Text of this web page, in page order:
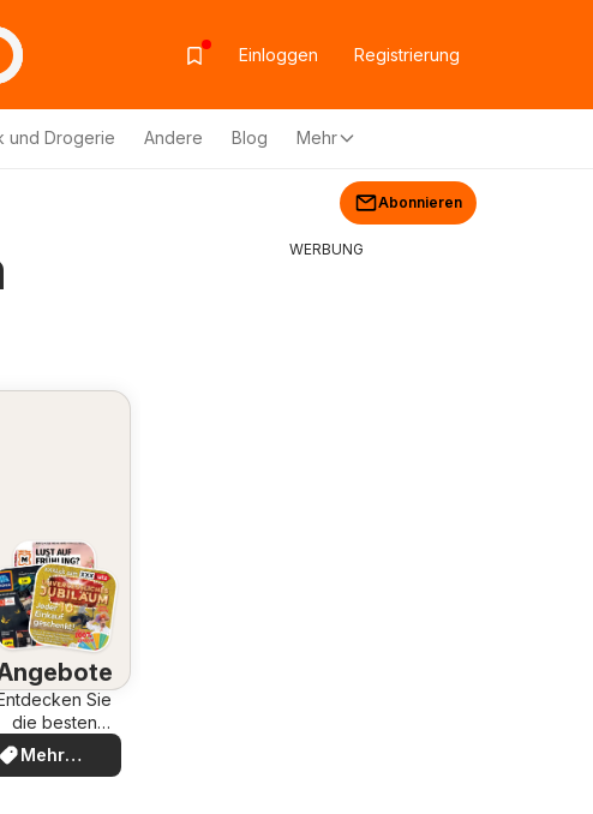
Einloggen Registrierung
und Drogerie Andere Blog Mehr
Abonnieren
Sie
die besten
Angebote
Mehr
entdecken
WERBUNG